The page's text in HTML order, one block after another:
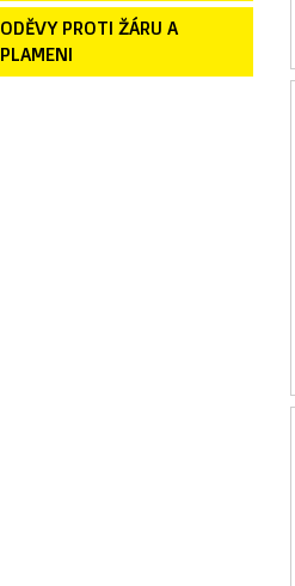
ODĚVY PROTI ŽÁRU A
PLAMENI